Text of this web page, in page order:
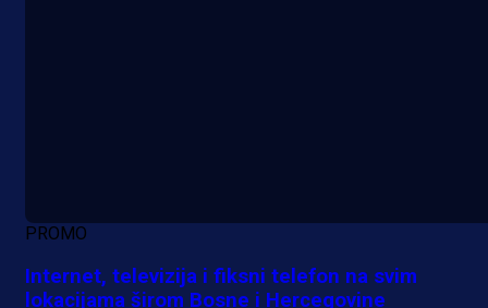
PROMO
Internet, televizija i fiksni telefon na svim
lokacijama širom Bosne i Hercegovine